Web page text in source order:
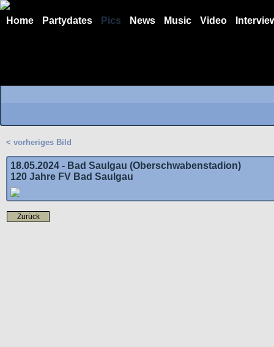
Home Partydates Pics News Music Video
< vorheriges Bild
18.05.2024 - Bad Saulgau (Oberschwabenstadion)
120 Jahre FV Bad Saulgau